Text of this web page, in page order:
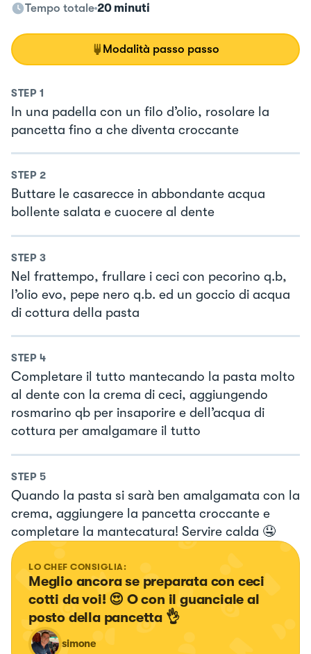
Tempo totale 20 minuti
Modalità passo passo
STEP 1
In una padella con un filo d’olio, rosolare la
pancetta fino a che diventa croccante
STEP 2
Buttare le casarecce in abbondante acqua
bollente salata e cuocere al dente
STEP 3
Nel frattempo, frullare i ceci con pecorino q.b,
l’olio evo, pepe nero q.b. ed un goccio di acqua
di cottura della pasta
STEP 4
Completare il tutto mantecando la pasta molto
al dente con la crema di ceci, aggiungendo
rosmarino qb per insaporire e dell’acqua di
cottura per amalgamare il tutto
STEP 5
Quando la pasta si sarà ben amalgamata con la
crema, aggiungere la pancetta croccante e
completare la mantecatura! Servire calda 🤤
LO CHEF CONSIGLIA:
Meglio ancora se preparata con ceci
cotti da voi! 😍 O con il guanciale al
posto della pancetta 👌
simone